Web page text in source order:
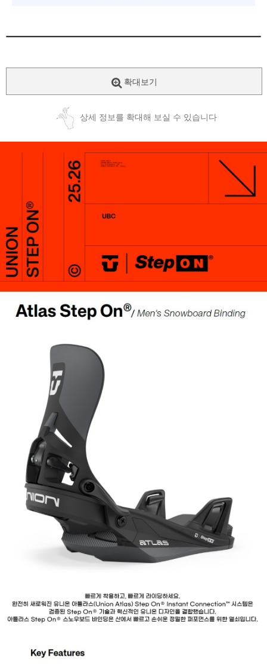
확대보기
상세 정보를 확대해 보실 수 있습니다